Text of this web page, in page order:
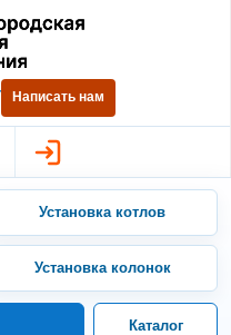
Газовая
Написать нам
Установка котлов
Установка колонок
Каталог